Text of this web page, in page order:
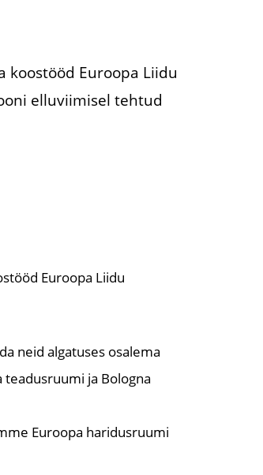
Euroopa Liidu
elluviimisel tehtud
Euroopa Liidu
neid algatuses osalema
ja Bologna
Euroopa haridusruumi